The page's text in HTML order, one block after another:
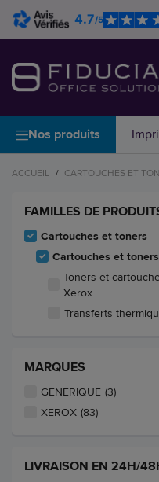
4.7/5
Nos produits
ACCUEIL / CARTOUCHES ET
FAMILLES DE
Cartouches et toners
Cartouches et
Toners et
Xerox
Transferts
MARQUES
GENERIQUE (3)
XEROX (83)
LIVRAISON EN 24H/